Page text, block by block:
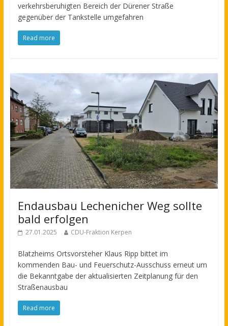
verkehrsberuhigten Bereich der Dürener Straße
gegenüber der Tankstelle umgefahren
Read more
Endausbau Lechenicher Weg sollte
bald erfolgen
27.01.2025 CDU-Fraktion Kerpen
Blatzheims Ortsvorsteher Klaus Ripp bittet im
kommenden Bau- und Feuerschutz-Ausschuss erneut um
die Bekanntgabe der aktualisierten Zeitplanung für den
Straßenausbau
Read more